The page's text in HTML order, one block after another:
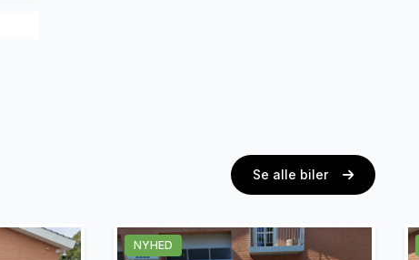
Se alle biler
NYHED